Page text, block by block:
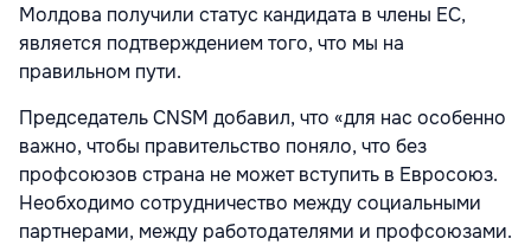
Молдова получили статус кандидата в члены ЕС,
является подтверждением того, что мы на
правильном пути.
Председатель CNSM добавил, что «для нас особенно
важно, чтобы правительство поняло, что без
профсоюзов страна не может вступить в Евросоюз.
Необходимо сотрудничество между социальными
парт­нерами, между работодателями и профсо­юзами.